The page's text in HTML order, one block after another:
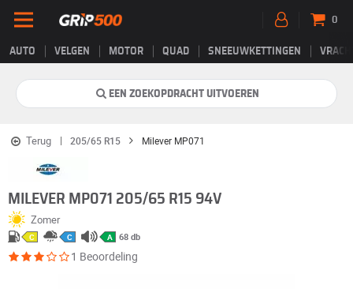
AUTO VELGEN MOTOR QUAD SNEEUWKETTINGEN
0
EEN ZOEKOPDRACHT UITVOEREN
Terug 205/65 R15 Milever MP071
MILEVER MP071 205/65 R15 94V
Zomer
C C A 68 db
1 Beoordeling